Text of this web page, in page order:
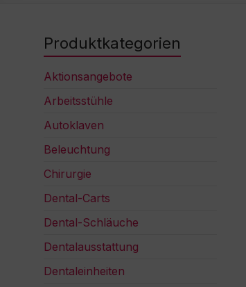
Produktkategorien
Aktionsangebote
Arbeitsstühle
Autoklaven
Beleuchtung
Chirurgie
Dental-Carts
Dental-Schläuche
Dentalausstattung
Dentaleinheiten